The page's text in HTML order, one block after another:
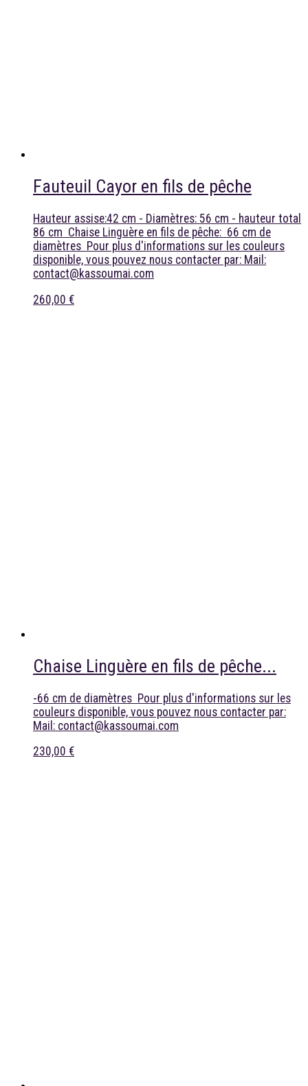
Fauteuil Cayor en fils de pêche
Hauteur assise:42 cm - Diamètres: 56 cm - hauteur total
86 cm Chaise Linguère en fils de pêche: 66 cm de
diamètres Pour plus d'informations sur les couleurs
disponible, vous pouvez nous contacter par: Mail:
contact@kassoumai.com
260,00 €
Chaise Linguère en fils de pêche...
-66 cm de diamètres Pour plus d'informations sur les
couleurs disponible, vous pouvez nous contacter par:
Mail: contact@kassoumai.com
230,00 €